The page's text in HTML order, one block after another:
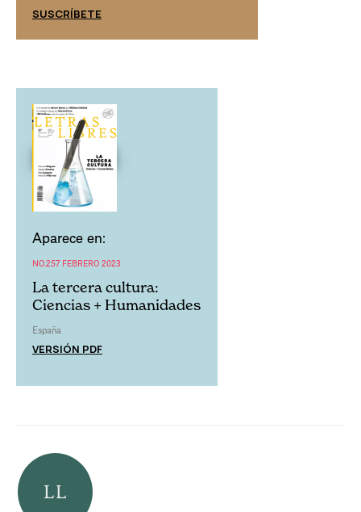
SUSCRÍBETE
Aparece en:
NO.257 FEBRERO 2023
La tercera cultura:
Ciencias + Humanidades
España
VERSIÓN PDF